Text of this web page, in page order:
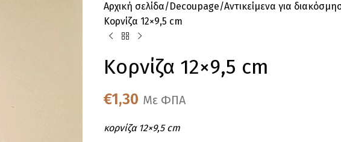
Αρχική σελίδα Decoupage Αντικείμενα για
Κορνίζα 12×9,5 cm
Κορνίζα 12×9,5 cm
€1,30 Με ΦΠΑ
κορνίζα 12×9,5 cm